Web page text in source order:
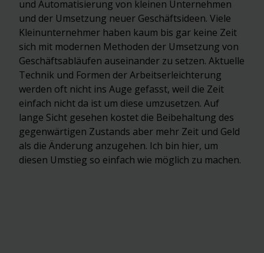
und Automatisierung von kleinen Unternehmen
und der Umsetzung neuer Geschäftsideen. Viele
Kleinunternehmer haben kaum bis gar keine Zeit
sich mit modernen Methoden der Umsetzung von
Geschäftsabläufen auseinander zu setzen. Aktuelle
Technik und Formen der Arbeitserleichterung
werden oft nicht ins Auge gefasst, weil die Zeit
einfach nicht da ist um diese umzusetzen. Auf
lange Sicht gesehen kostet die Beibehaltung des
gegenwärtigen Zustands aber mehr Zeit und Geld
als die Änderung anzugehen. Ich bin hier, um
diesen Umstieg so einfach wie möglich zu machen.